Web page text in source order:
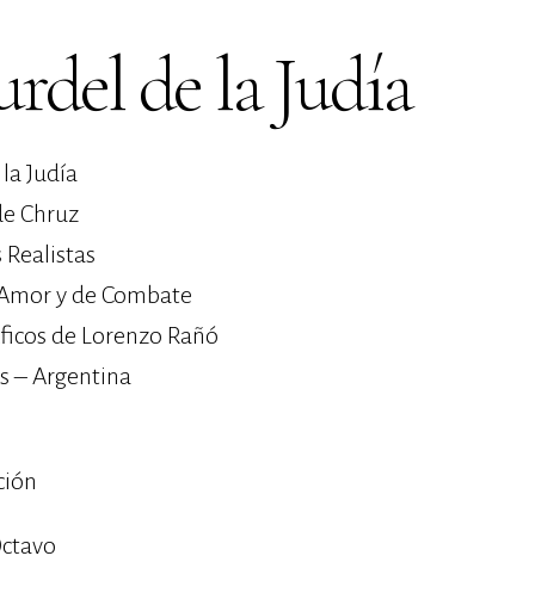
de la Judía
Judía
Chruz
y de Combate
de Lorenzo Rañó
– Argentina